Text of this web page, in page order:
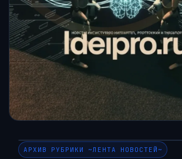
АРХИВ РУБРИКИ ~ЛЕНТА НОВОСТЕЙ~